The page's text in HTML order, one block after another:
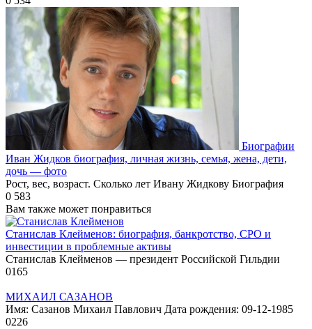
Биографии
Иван Жидков биография, личная жизнь, семья, жена, дети,
дочь — фото
Рост, вес, возраст. Сколько лет Ивану Жидкову Биография
0 583
Вам также может понравиться
Станислав Клейменов: биография, банкротство, СРО и
инвестиции в проблемные активы
Станислав Клейменов — президент Российской Гильдии
0165
МИХАИЛ САЗАНОВ
Имя: Сазанов Михаил Павлович Дата рождения: 09-12-1985
0226